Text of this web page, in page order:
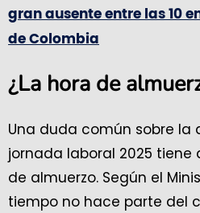
gran ausente entre las 10
de Colombia
¿La hora de
Una duda común sobre la
jornada laboral 2025 tiene
de almuerzo. Según el
tiempo no hace parte del